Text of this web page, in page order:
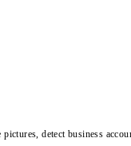
detect business